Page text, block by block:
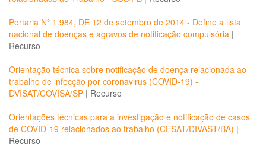
Portaria Nº 1.984, DE 12 de setembro de 2014 - Define a lista
nacional de doenças e agravos de notificação compulsória |
Recurso
Orientação técnica sobre notificação de doença relacionada ao
trabalho de infecção por coronavirus (COVID-19) -
DVISAT/COVISA/SP | Recurso
Orientações técnicas para a investigação e notificação de casos
de COVID-19 relacionados ao trabalho (CESAT/DIVAST/BA) |
Recurso